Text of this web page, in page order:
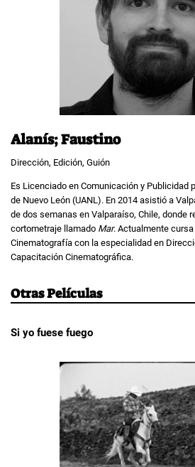
Alanís; Faustino
Dirección, Edición, Guión
Es Licenciado en Comunicación y Publicidad
de Nuevo León (UANL). En 2014 asistió a
de dos semanas en Valparaíso, Chile, donde
cortometraje llamado Mar. Actualmente
Cinematografía con la especialidad en
Capacitación Cinematográfica.
Otras Películas
Si yo fuese fuego